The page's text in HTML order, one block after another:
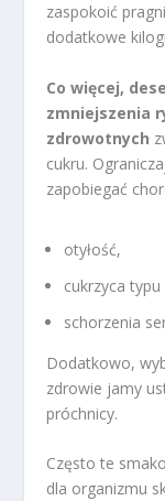
zaspokoić
dodatkowe
Co więcej,
zmniejszenia
zdrowotnych
cukru.
zapobiegać
otyłość,
cukrzyca typu
schorzenia
Dodatkowo,
zdrowie jamy
próchnicy.
Często te
dla organizmu